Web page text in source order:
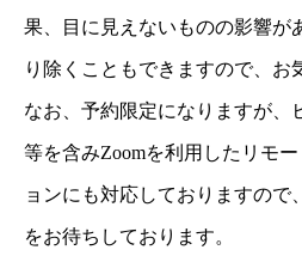
果、目に見えないものの影響が
り除くこともできますので、お
なお、予約限定になりますが、
等を含みZoomを利用したリモ
ョンにも対応しておりますので
をお待ちしております。